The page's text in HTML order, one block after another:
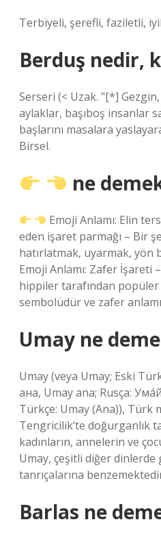
Terbiyeli, şerefli, faziletli,
Berduş nedir,
Serseri (< Uzak. "[*]
aylaklar, başıboş insanlar
başlarını masalara
Birsel.
ne
Emoji Anlamı: Elin
eden işaret parmağı – Bir
hatırlatmak, uyarmak, yön
Emoji Anlamı: Zafer İşareti
hippiler tarafından
sembolüdür ve zafer
Umay ne
Umay (veya Umay; Eski Türkçe: 𐰆𐰢𐰖;
aна, Umay ana; Rusça:
Türkçe: Umay (Ana)), Türk
Tengricilik’te doğurganlık
kadınların, annelerin ve
Umay, çeşitli diğer
tanrıçalarına
Barlas ne